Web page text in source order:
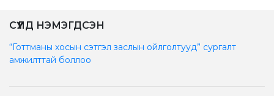
СҮҮЛД НЭМЭГДСЭН
“Готтманы хосын сэтгэл заслын ойлголтууд” сургалт
амжилттай боллоо